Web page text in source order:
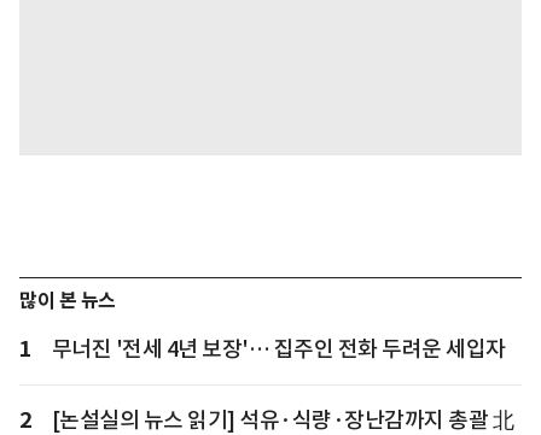
많이 본 뉴스
1 무너진 '전세 4년 보장'… 집주인 전화 두려운 세입자
2
[논설실의 뉴스 읽기] 석유·식량·장난감까지 총괄 北